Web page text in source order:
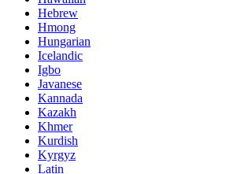
Hebrew
Hmong
Hungarian
Icelandic
Igbo
Javanese
Kannada
Kazakh
Khmer
Kurdish
Kyrgyz
Latin